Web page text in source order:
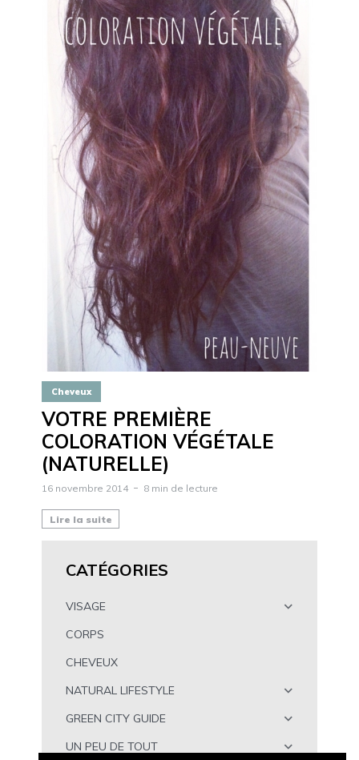
Cheveux
VOTRE PREMIÈRE
COLORATION VÉGÉTALE
(NATURELLE)
16 novembre 2014 8 min de lecture
Lire la suite
CATÉGORIES
VISAGE
CORPS
CHEVEUX
NATURAL LIFESTYLE
GREEN CITY GUIDE
UN PEU DE TOUT